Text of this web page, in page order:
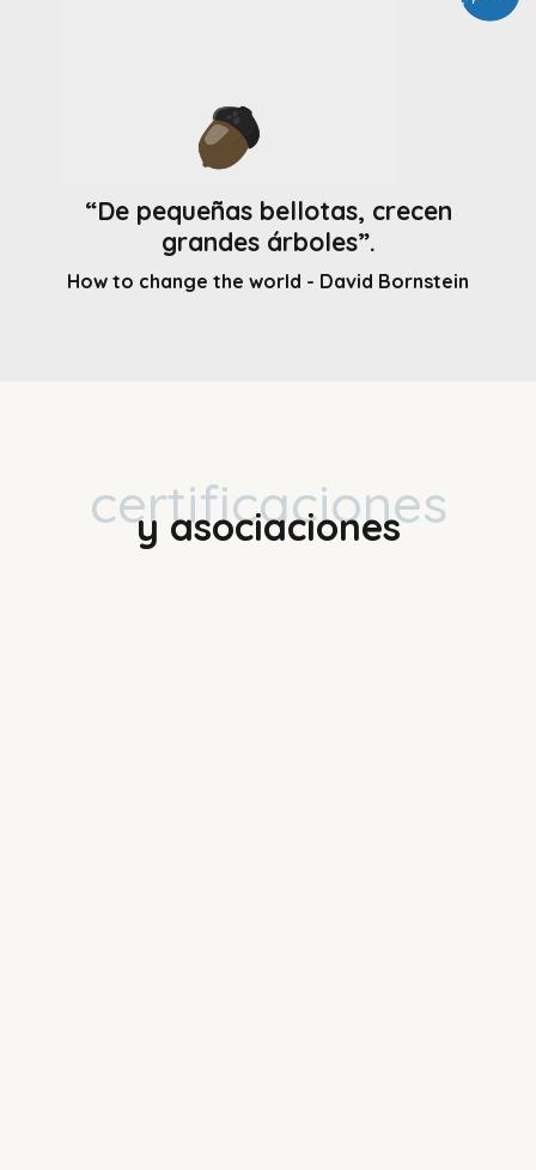
“De pequeñas bellotas, crecen
grandes árboles”.
How to change the world - David Bornstein
certificaciones
y asociaciones